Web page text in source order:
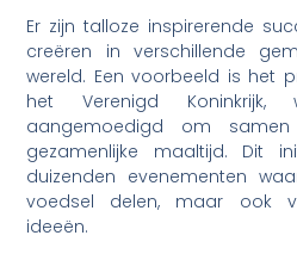
Er zijn talloze inspirerende
creëren in verschillende
wereld. Een voorbeeld is het
het Verenigd
aangemoedigd om
gezamenlijke maaltijd. Dit
duizenden evenementen
voedsel delen, maar ook
ideeën.